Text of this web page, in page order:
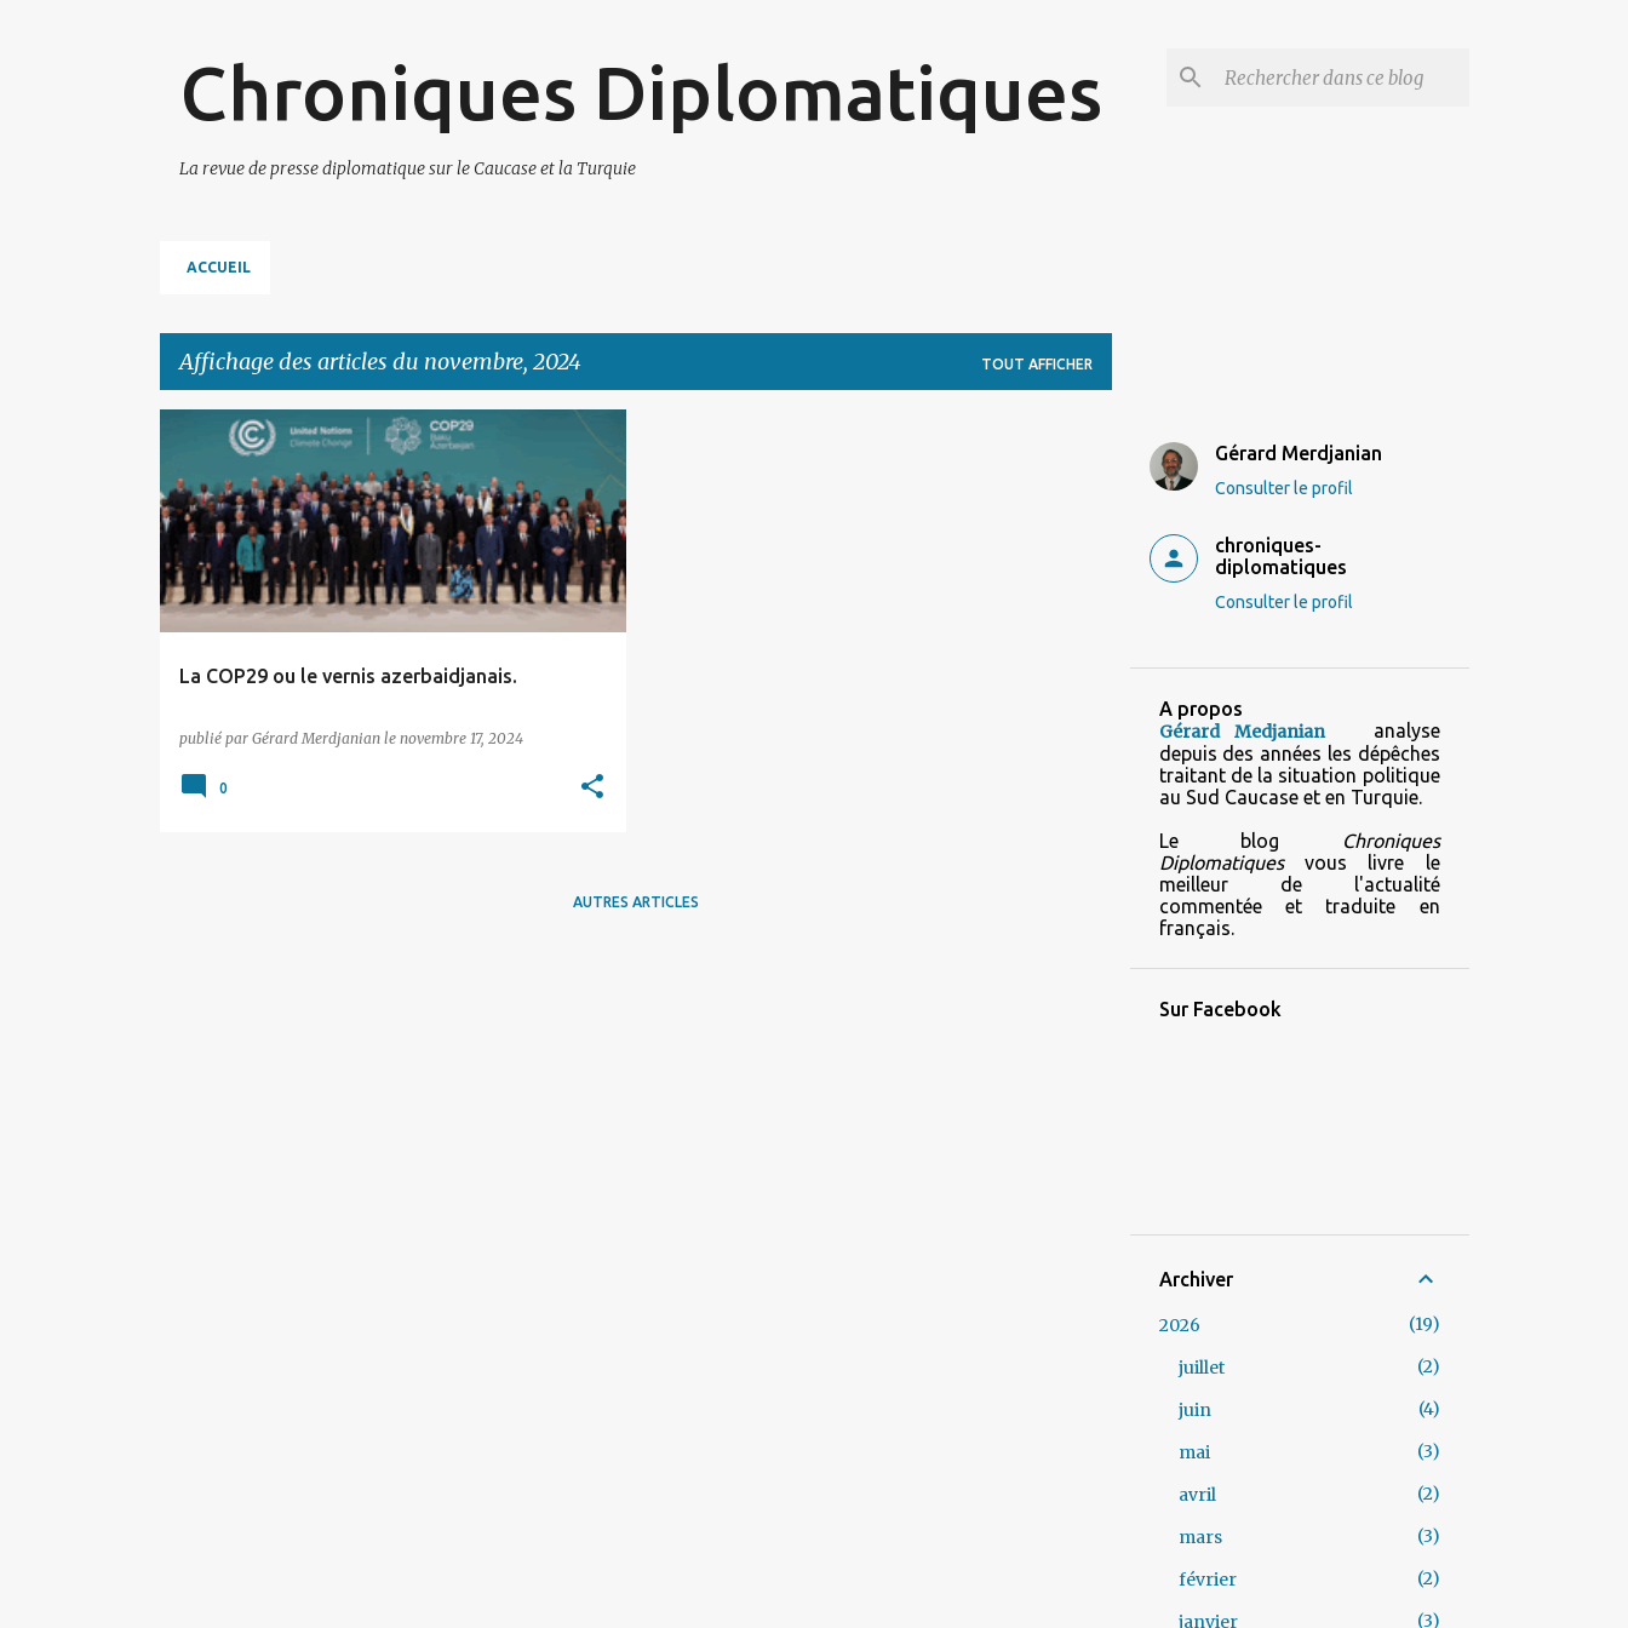
Chroniques Diplomatiques
La revue de presse diplomatique sur le Caucase et la Turquie
ACCUEIL
Affichage des articles du novembre, 2024 TOUT AFFICHER
r
t
c
l
La COP29 ou le vernis azerbaidjanais.
publié par Gérard Merdjanian le novembre 17, 2024
ARMÉNIE AZERBAÏDJAN FRANCE
POLITIQUE EUROPÉENNE RUSSIE +
TURQUIE
0
AUTRES ARTICLES
Gérard Merdjanian
Consulter le profil
chroniques-
diplomatiques
Consulter le profil
A propos
Gérard Medjaniananalyse
depuis des années les dépêches
traitant de la situation politique
au Sud Caucase et en Turquie.
Le blog
Chroniques
Diplomatiques vous livre le
meilleur de l'actualité
commentée et traduite en
français.
Sur Facebook
Archiver
2026
19
juillet
2
juin
4
mai
3
avril
2
mars
3
février
2
janvier
3